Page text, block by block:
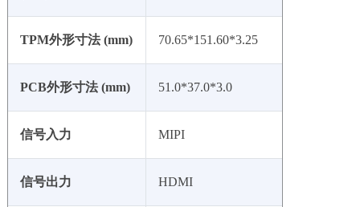
TPM外形寸法 (mm) 70.65*151.60*3.25
PCB外形寸法 (mm) 51.0*37.0*3.0
信号入力 MIPI
信号出力 HDMI